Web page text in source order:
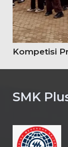
Kompetisi
SMK